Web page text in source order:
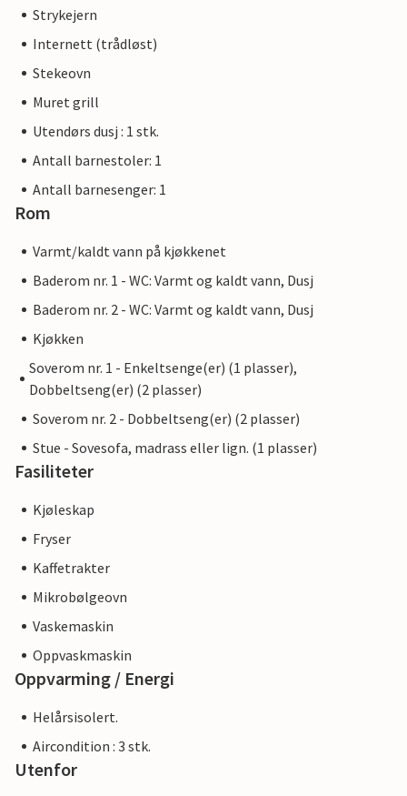
Strykejern
Internett (trådløst)
Stekeovn
Muret grill
Utendørs dusj : 1 stk.
Antall barnestoler: 1
Antall barnesenger: 1
Rom
Varmt/kaldt vann på kjøkkenet
Baderom nr. 1 - WC: Varmt og kaldt vann, Dusj
Baderom nr. 2 - WC: Varmt og kaldt vann, Dusj
Kjøkken
Soverom nr. 1 - Enkeltsenge(er) (1 plasser),
Dobbeltseng(er) (2 plasser)
Soverom nr. 2 - Dobbeltseng(er) (2 plasser)
Stue - Sovesofa, madrass eller lign. (1 plasser)
Fasiliteter
Kjøleskap
Fryser
Kaffetrakter
Mikrobølgeovn
Vaskemaskin
Oppvaskmaskin
Oppvarming / Energi
Helårsisolert.
Aircondition : 3 stk.
Utenfor